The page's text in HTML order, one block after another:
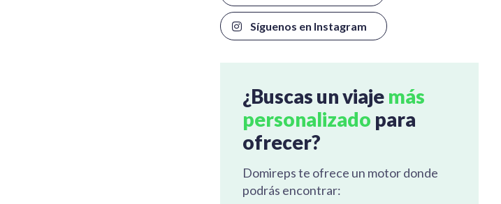
⠀Síguenos en Instagram⠀
¿Buscas un viaje más
personalizado para
ofrecer?
Domireps te ofrece un motor donde
podrás encontrar: